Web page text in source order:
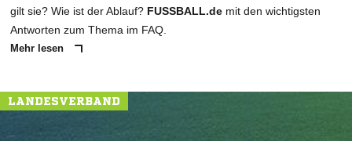
gilt sie? Wie ist der Ablauf? FUSSBALL.de mit den wichtigsten
Antworten zum Thema im FAQ.
Mehr lesen
LANDESVERBAND